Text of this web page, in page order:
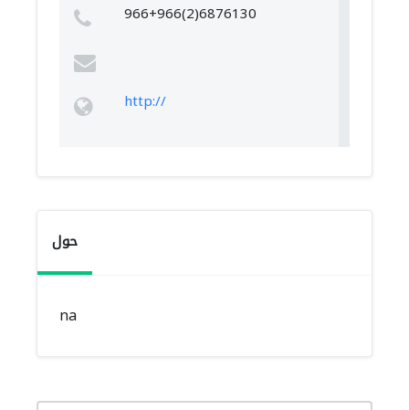
966+966(2)6876130
http://
حول
na